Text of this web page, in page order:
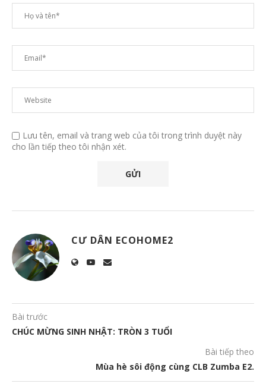
Lưu tên, email và trang web của tôi trong trình duyệt này
cho lần tiếp theo tôi nhận xét.
CƯ DÂN ECOHOME2
Bài trước
CHÚC MỪNG SINH NHẬT: TRÒN 3 TUỔI
Bài tiếp theo
Mùa hè sôi động cùng CLB Zumba E2.